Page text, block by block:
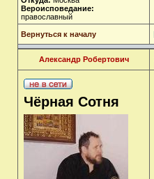
Вероисповедание:
православный
Вернуться к началу
Александр Робертович
Чёрная Сотня